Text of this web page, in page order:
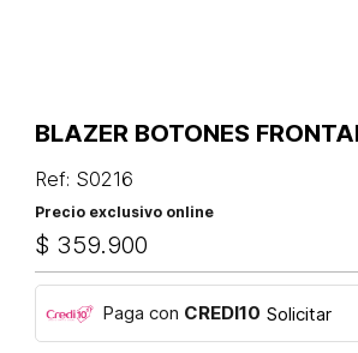
BLAZER BOTONES
Ref: S0216
Precio exclusivo online
$ 359.900
Paga con CREDI10 Solicitar